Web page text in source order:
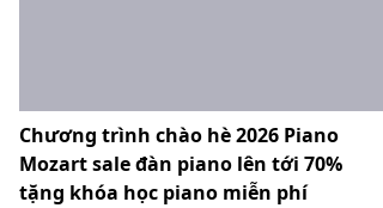
Chương trình chào hè 2026 Piano
Mozart sale đàn piano lên tới 70%
tặng khóa học piano miễn phí